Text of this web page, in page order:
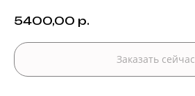
5400,00 р.
Заказать сейчас